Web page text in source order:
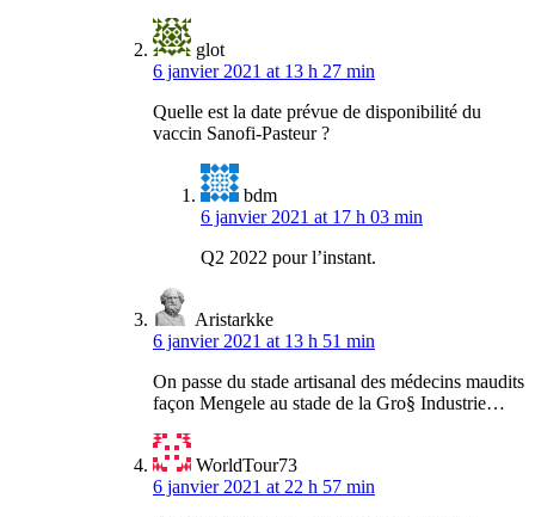
glot
6 janvier 2021 at 13 h 27 min
Quelle est la date prévue de disponibilité du
vaccin Sanofi-Pasteur ?
bdm
6 janvier 2021 at 17 h 03 min
Q2 2022 pour l’instant.
Aristarkke
6 janvier 2021 at 13 h 51 min
On passe du stade artisanal des médecins maudits
façon Mengele au stade de la Gro§ Industrie…
WorldTour73
6 janvier 2021 at 22 h 57 min